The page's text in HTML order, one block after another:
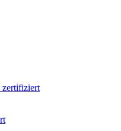
zertifiziert